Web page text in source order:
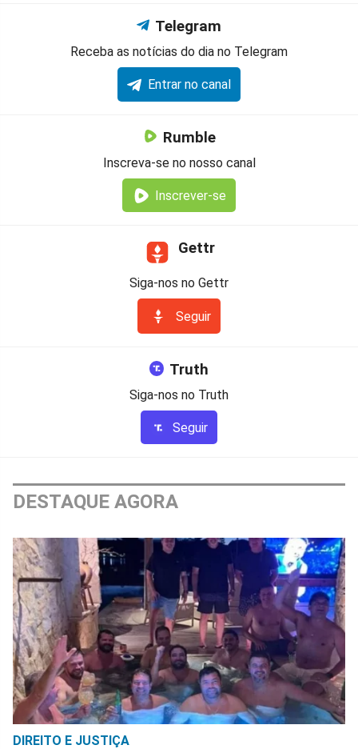
Telegram
Receba as notícias do dia no Telegram
Entrar no canal
Rumble
Inscreva-se no nosso canal
Inscrever-se
Gettr
Siga-nos no Gettr
Seguir
Truth
Siga-nos no Truth
Seguir
DESTAQUE AGORA
DIREITO E JUSTIÇA